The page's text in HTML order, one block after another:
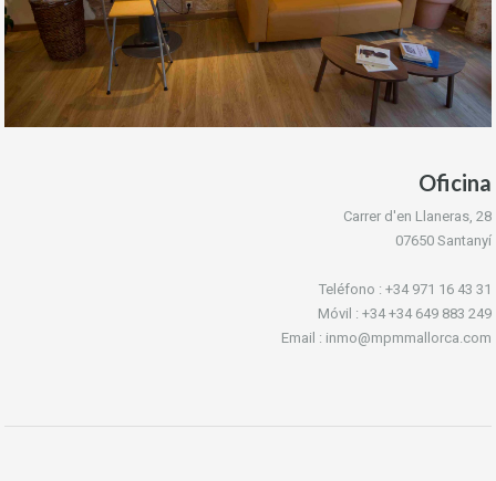
Oficina
Carrer d'en Llaneras, 28
07650 Santanyí
Teléfono : +34 971 16 43 31
Móvil : +34 +34 649 883 249
Email : inmo@mpmmallorca.com